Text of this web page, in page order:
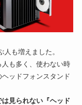
も増えました。
も多く、使わない時
ッドフォンスタンド
見られない『ヘッド